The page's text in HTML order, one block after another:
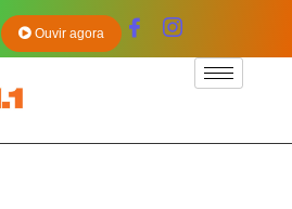
Ouvir agora